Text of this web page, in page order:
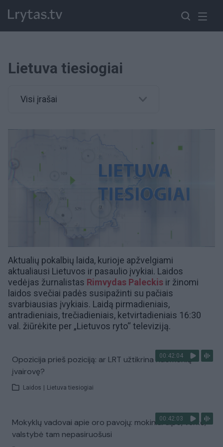
Lietuva tiesiogiai
Visi įrašai
Aktualių pokalbių laida, kurioje apžvelgiami
aktualiausi Lietuvos ir pasaulio įvykiai. Laidos
vedėjas žurnalistas Rimvydas Paleckis ir žinomi
laidos svečiai padės susipažinti su pačiais
svarbiausias įvykiais. Laidą pirmadieniais,
antradieniais, trečiadieniais, ketvirtadieniais 16:30
val. žiūrėkite per „Lietuvos ryto“ televiziją.
00:42:04
Opozicija prieš poziciją: ar LRT užtikrina nuomonių
įvairovę?
Laidos Lietuva tiesiogiai
00:42:03
Mokyklų vadovai apie oro pavojų: mokiniai alpo, verkė,
valstybė tam nepasiruošusi